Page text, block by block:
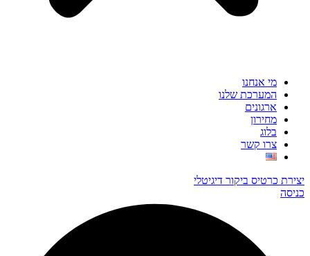
מי אנחנו
המערכת שלנו
ארגונים
מחירון
בלוג
צרו קשר
יצירת כרטיס ביקור דיגיטלי
כניסה